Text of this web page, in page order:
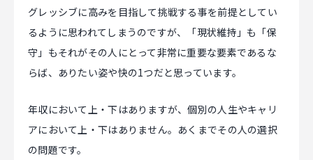
グレッシブに高みを目指して挑戦する事を前提としてい
るように思われてしまうのですが、「現状維持」も「保
守」もそれがその人にとって非常に重要な要素であるな
らば、ありたい姿や快の1つだと思っています。
年収において上・下はありますが、個別の人生やキャリ
アにおいて上・下はありません。あくまでその人の選択
の問題です。